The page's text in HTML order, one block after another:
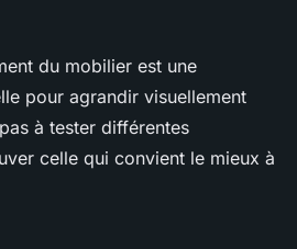
du mobilier est une
pour agrandir visuellement
à tester différentes
celle qui convient le mieux à